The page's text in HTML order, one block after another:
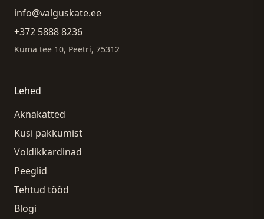
info@valguskate.ee
+372 5888 8236
Kuma tee 10, Peetri, 75312
Lehed
Aknakatted
Küsi pakkumist
Voldikkardinad
Peeglid
Tehtud tööd
Blogi